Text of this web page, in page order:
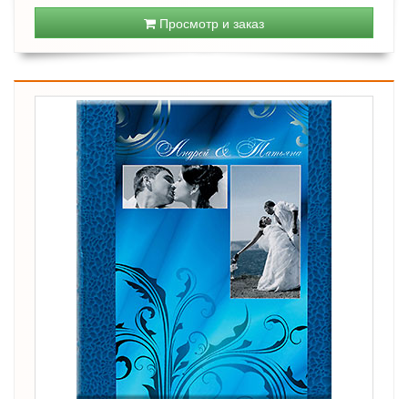
Просмотр и заказ